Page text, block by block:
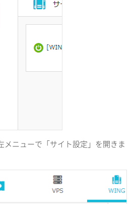
メニューで「サイト設定」を開きま